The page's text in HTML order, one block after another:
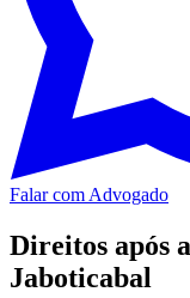
Falar com Advogado
Direitos após
Jaboticabal